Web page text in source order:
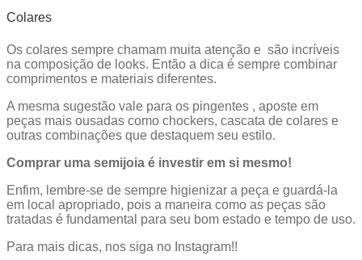
Colares
Os colares sempre chamam muita atenção e são incríveis
na composição de looks. Então a dica é sempre combinar
comprimentos e materiais diferentes.
A mesma sugestão vale para os pingentes , aposte em
peças mais ousadas como chockers, cascata de colares e
outras combinações que destaquem seu estilo.
Comprar uma semijoia é investir em si mesmo!
Enfim, lembre-se de sempre higienizar a peça e guardá-la
em local apropriado, pois a maneira como as peças são
tratadas é fundamental para seu bom estado e tempo de uso.
Para mais dicas, nos siga no Instagram!!